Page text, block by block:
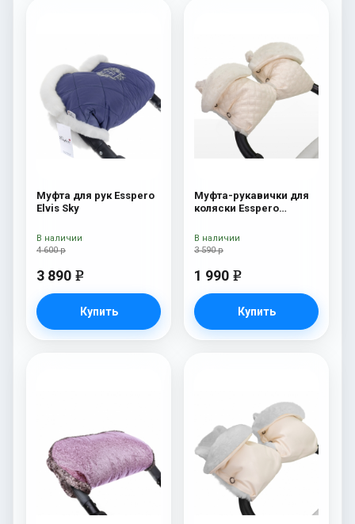
Муфта для рук Esspero
Elvis Sky
4 600 р
3 890 e
Купить
В наличии
Муфта-рукавички для
коляски Esspero
шерсть) Cream
3 590 р
1 990 e
Купить
В наличии